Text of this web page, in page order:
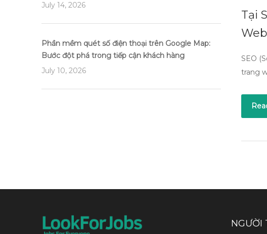
Tại
Web
SEO
trang
July 14, 2026
Phần mềm quét số điện thoại trên Google Map:
Bước đột phá trong tiếp cận khách hàng
July 10, 2026
NGƯỜI